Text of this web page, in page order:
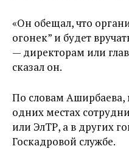
«Он обещал, что
огонек” и будет
— директорам или
сказал он.
По словам Аширбаева,
одних местах
или ЭлТР, а в других
Госкадровой службе.